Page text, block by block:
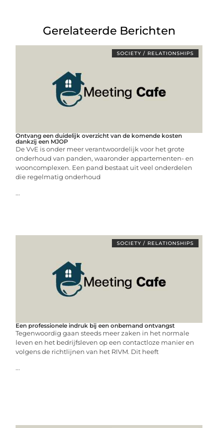
Gerelateerde Berichten
SOCIETY / RELATIONSHIPS
Ontvang een duidelijk overzicht van de komende kosten
dankzij een MJOP
De VvE is onder meer verantwoordelijk voor het grote
onderhoud van panden, waaronder appartementen- en
wooncomplexen. Een pand bestaat uit veel onderdelen
die regelmatig onderhoud
...
SOCIETY / RELATIONSHIPS
Een professionele indruk bij een onbemand ontvangst
Tegenwoordig gaan steeds meer zaken in het normale
leven en het bedrijfsleven op een contactloze manier en
volgens de richtlijnen van het RIVM. Dit heeft
...